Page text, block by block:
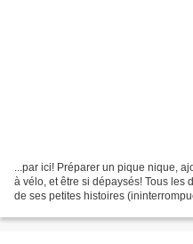
...par ici! Préparer un pique nique,
à vélo, et être si dépaysés! Tous les
de ses petites histoires